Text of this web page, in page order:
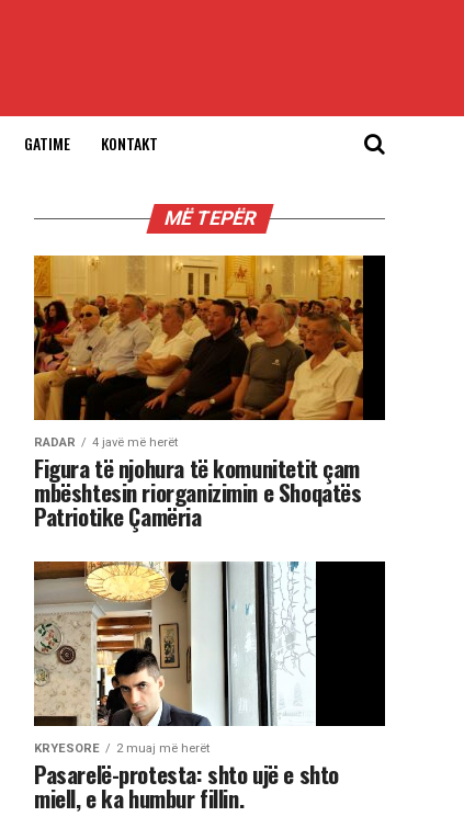
GATIME KONTAKT
MË TEPËR
RADAR 4 javë më herët
Figura të njohura të komunitetit çam
mbështesin riorganizimin e Shoqatës
Patriotike Çamëria
KRYESORE 2 muaj më herët
Pasarelë-protesta: shto ujë e shto
miell, e ka humbur fillin.